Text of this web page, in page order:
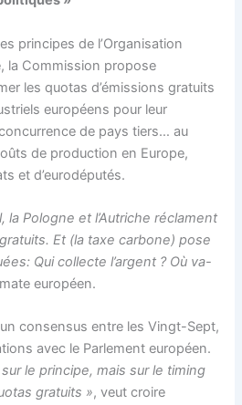
principes de l’Organisation
la Commission propose
les quotas d’émissions gratuits
européens pour leur
de pays tiers… au
de production en Europe,
et d’eurodéputés.
la Pologne et l’Autriche réclament
Et (la taxe carbone) pose
Qui collecte l’argent ? Où va-
européen.
consensus entre les Vingt-Sept,
avec le Parlement européen.
le principe, mais sur le timing
gratuits », veut croire